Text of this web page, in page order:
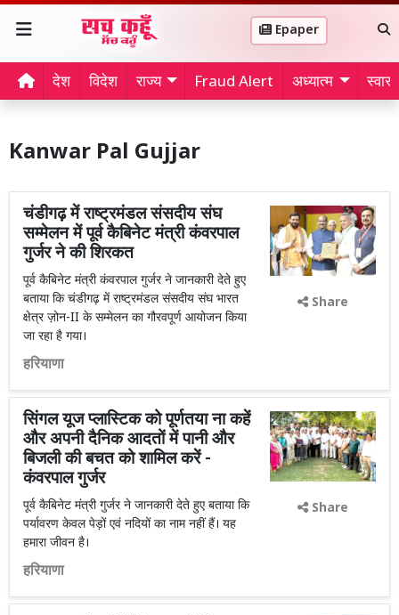
Epaper
देश विदेश राज्य Fraud Alert अध्यात्म
Kanwar Pal Gujjar
चंडीगढ़ में राष्ट्रमंडल संसदीय संघ
सम्मेलन में पूर्व कैबिनेट मंत्री कंवरपाल
गुर्जर ने की शिरकत
पूर्व कैबिनेट मंत्री कंवरपाल गुर्जर ने जानकारी देते हुए
बताया कि चंडीगढ़ में राष्ट्रमंडल संसदीय संघ भारत
क्षेत्र ज़ोन-II के सम्मेलन का गौरवपूर्ण आयोजन किया
जा रहा है गया।
हरियाणा
Share
सिंगल यूज प्लास्टिक को पूर्णतया ना कहें
और अपनी दैनिक आदतों में पानी और
बिजली की बचत को शामिल करें -
कंवरपाल गुर्जर
पूर्व कैबिनेट मंत्री गुर्जर ने जानकारी देते हुए बताया कि
पर्यावरण केवल पेड़ों एवं नदियों का नाम नहीं हैं। यह
हमारा जीवन है।
हरियाणा
Share